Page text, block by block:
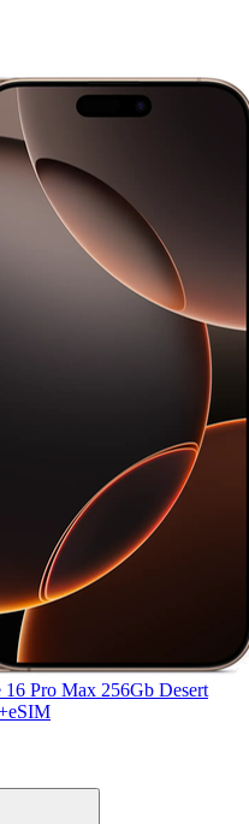
Pro Max 256Gb Desert